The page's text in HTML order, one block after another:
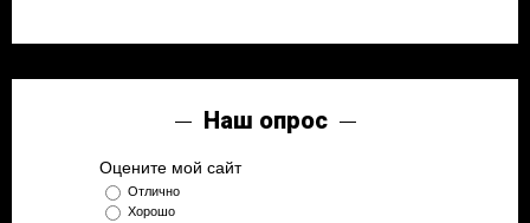
Наш опрос
Оцените мой сайт
Отлично
Хорошо